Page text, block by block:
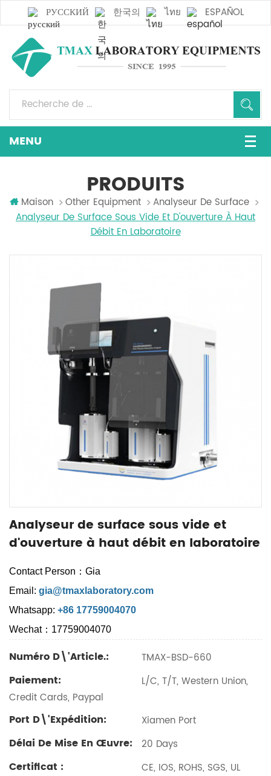
РУССКИЙ 한국의 ไทย ESPAÑOL
PRODUITS
Maison Other Equipment
Analyseur De Surface
Analyseur De Surface Sous Vide Et D'ouverture À Haut
Débit En Laboratoire
Analyseur de surface sous vide et
d'ouverture à haut débit en laboratoire
Contact Person：Gia
Email: gia@tmaxlaboratory.com
Whatsapp: +86 17759004070
Wechat：17759004070
Numéro D\'article.: TMAX-BSD-660
Paiement:
L/C, T/T, Western Union,
Credit Cards, Paypal
Port D\'expédition: Xiamen Port
Délai De Mise En Œuvre: 20 Days
Certificat :
CE, IOS, ROHS, SGS, UL